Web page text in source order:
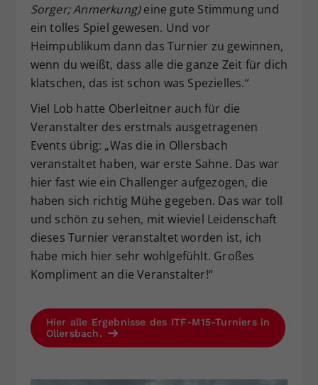
Sorger; Anmerkung)eine gute Stimmung und
ein tolles Spiel gewesen. Und vor
Heimpublikum dann das Turnier zu gewinnen,
wenn du weißt, dass alle die ganze Zeit für dich
klatschen, das ist schon was Spezielles.“
Viel Lob hatte Oberleitner auch für die
Veranstalter des erstmals ausgetragenen
Events übrig: „Was die in Ollersbach
veranstaltet haben, war erste Sahne. Das war
hier fast wie ein Challenger aufgezogen, die
haben sich richtig Mühe gegeben. Das war toll
und schön zu sehen, mit wieviel Leidenschaft
dieses Turnier veranstaltet worden ist, ich
habe mich hier sehr wohlgefühlt. Großes
Kompliment an die Veranstalter!“
Hier alle Ergebnisse des ITF-M15-Turniers in
Ollersbach.